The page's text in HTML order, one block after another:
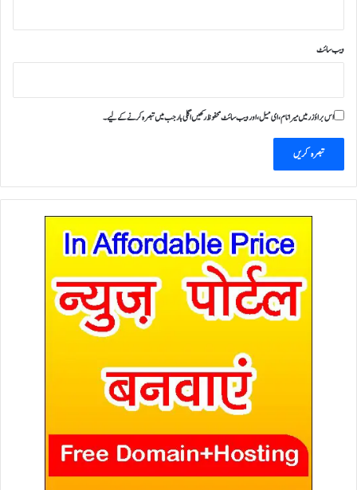
ویب‌ سائٹ
اس براؤزر میں میرا نام، ای میل، اور ویب سائٹ محفوظ رکھیں اگلی بار جب میں تبصرہ کرنے کےلیے۔